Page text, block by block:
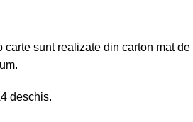
carte sunt realizate din carton mat de
deschis.